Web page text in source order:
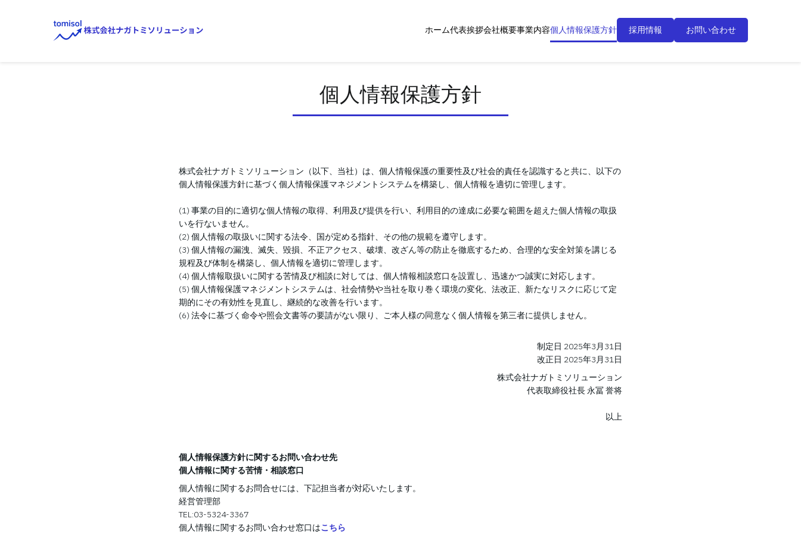
ホーム代表挨拶会社概要事業内容個人情報保護方針 採用情報 お問い合わせ
個人情報保護方針
株式会社ナガトミソリューション（以下、当社）は、個人情報保護の重要性及び社会的責任を認識すると共に、以下の
個人情報保護方針に基づく個人情報保護マネジメントシステムを構築し、個人情報を適切に管理します。
(1) 事業の目的に適切な個人情報の取得、利用及び提供を行い、利用目的の達成に必要な範囲を超えた個人情報の取扱
いを行ないません。
(2) 個人情報の取扱いに関する法令、国が定める指針、その他の規範を遵守します。
(3) 個人情報の漏洩、滅失、毀損、不正アクセス、破壊、改ざん等の防止を徹底するため、合理的な安全対策を講じる
規程及び体制を構築し、個人情報を適切に管理します。
(4) 個人情報取扱いに関する苦情及び相談に対しては、個人情報相談窓口を設置し、迅速かつ誠実に対応します。
(5) 個人情報保護マネジメントシステムは、社会情勢や当社を取り巻く環境の変化、法改正、新たなリスクに応じて定
期的にその有効性を見直し、継続的な改善を行います。
(6) 法令に基づく命令や照会文書等の要請がない限り、ご本人様の同意なく個人情報を第三者に提供しません。
制定日 2025年3月31日
改正日 2025年3月31日
株式会社ナガトミソリューション
代表取締役社長 永冨 誉将
以上
個人情報保護方針に関するお問い合わせ先
個人情報に関する苦情・相談窓口
個人情報に関するお問合せには、下記担当者が対応いたします。
経営管理部
TEL:03-5324-3367
個人情報に関するお問い合わせ窓口はこちら